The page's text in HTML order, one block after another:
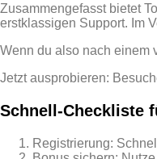
Zusammengefasst bietet
erstklassigen Support. Im
Wenn du also nach einem
Jetzt ausprobieren:
Schnell‑Checkliste
Registrierung: